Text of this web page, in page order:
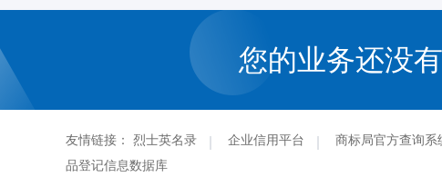
您的业务还没
友情链接： 烈士英名录 企业信用平台 商标局官方查询系
品登记信息数据库